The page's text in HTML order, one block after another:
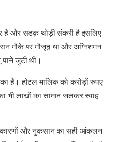
है और सडक़ थोड़ी संकरी है इसलिए
मौके पर मौजूद था और अग्निशमन
जुटी थी।
है। होटल मालिक को करोड़ों रुपए
भी लाखों का सामान जलकर स्वाह
कारणों और नुकसान का सही आंकलन